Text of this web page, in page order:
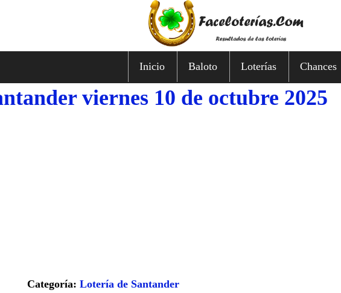
Inicio Baloto Loterías Chances
viernes 10 de octubre 2025
Categoría:Lotería de Santander